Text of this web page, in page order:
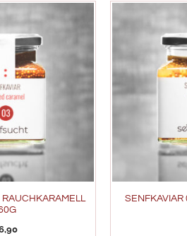
SENFKAVIAR